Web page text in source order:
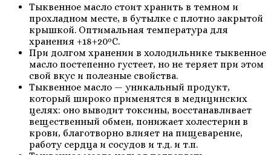
Тыквенное масло стоит хранить в темном и
прохладном месте, в бутылке с плотно закрытой
крышкой. Оптимальная температура для
хранения +18+20ºС.
При долгом хранении в холодильнике тыквенное
масло постепенно густеет, но не теряет при этом
свой вкус и полезные свойства.
Тыквенное масло — уникальный продукт,
который широко применятся в медицинских
целях: оно выводит токсины, восстанавливает
вещественный обмен, понижает холестерин в
крови, благотворно влияет на пищеварение,
работу сердца и сосудов и т.д. и т.п.